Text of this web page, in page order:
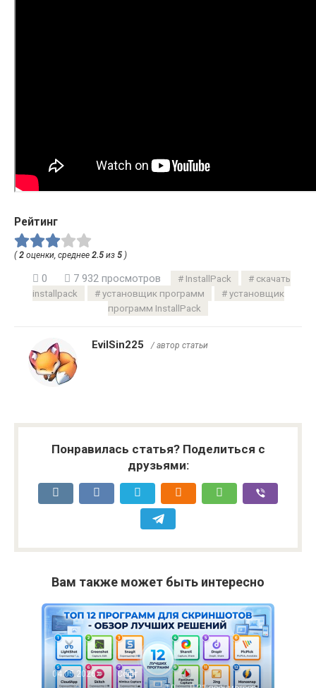
Рейтинг
( 2 оценки, среднее 2.5 из 5 )
0 7 932 просмотров InstallPack
скачать
installpack
установщик программ
установщик
программ InstallPack
EvilSin225 / автор статьи
Понравилась статья? Поделиться с
друзьями:
Вам также может быть интересно
04.05.2026
Софт